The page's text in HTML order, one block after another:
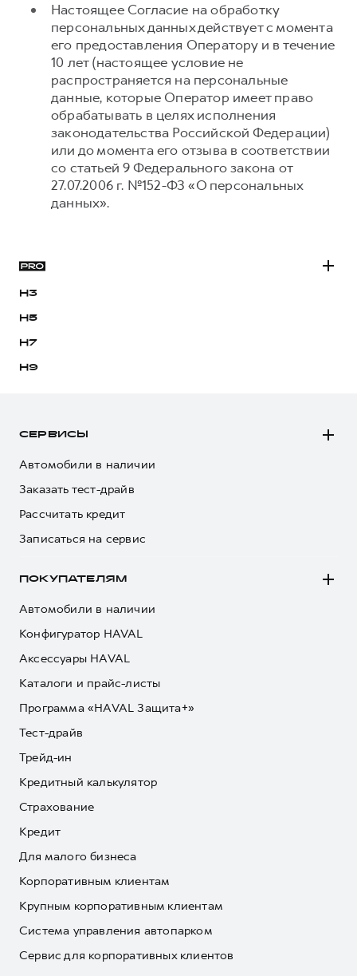
Настоящее Согласие на обработку
персональных данных действует с момента
его предоставления Оператору и в течение
10 лет (настоящее условие не
распространяется на персональные
данные, которые Оператор имеет право
обрабатывать в целях исполнения
законодательства Российской Федерации)
или до момента его отзыва в соответствии
со статьей 9 Федерального закона от
27.07.2006 г. №152-ФЗ «О персональных
данных».
H3
H5
H7
H9
СЕРВИСЫ
Автомобили в наличии
Заказать тест-драйв
Рассчитать кредит
Записаться на сервис
ПОКУПАТЕЛЯМ
Автомобили в наличии
Конфигуратор HAVAL
Аксессуары HAVAL
Каталоги и прайс-листы
Программа «HAVAL Защита+»
Тест-драйв
Трейд-ин
Кредитный калькулятор
Страхование
Кредит
Для малого бизнеса
Корпоративным клиентам
Крупным корпоративным клиентам
Система управления автопарком
Сервис для корпоративных клиентов